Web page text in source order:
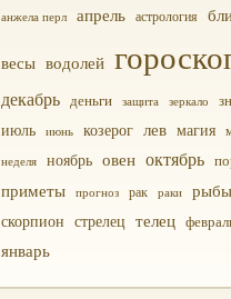
анжела перл апрель астрология
весы водолей
декабрь деньги защита зеркало
июль июнь козерог лев магия
неделя ноябрь овен октябрь
приметы прогноз рак раки рыбы
скорпион стрелец телец
январь